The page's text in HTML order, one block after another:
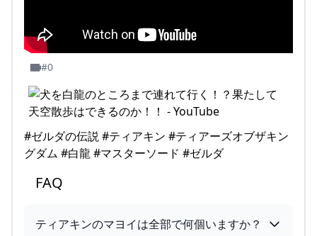
#0
#ゼルダの伝説 #ティアキン #ティアーズオブザキン
グダム #白龍 #マスターソード #ゼルダ
FAQ
ティアキンのマヨイは全部で何個いますか？